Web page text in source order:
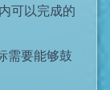
可以完成的
需要能够鼓